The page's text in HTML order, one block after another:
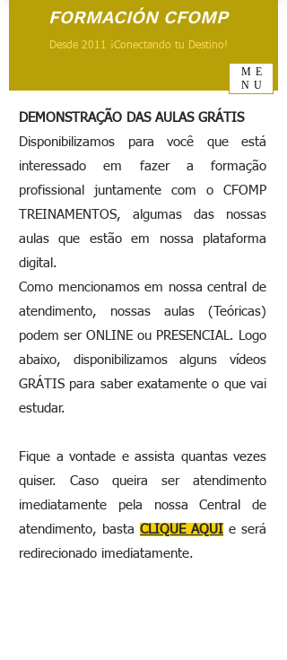
FORMACIÓN CFOMP
Desde 2011 ¡Conectando tu Destino!
ME
NU
DEMONSTRAÇÃO DAS AULAS GRÁTIS
Disponibilizamos para você que está
interessado em fazer a formação
profissional juntamente com o CFOMP
TREINAMENTOS, algumas das nossas
aulas que estão em nossa plataforma
digital.
Como mencionamos em nossa central de
atendimento, nossas aulas (Teóricas)
podem ser ONLINE ou PRESENCIAL. Logo
abaixo, disponibilizamos alguns vídeos
GRÁTIS para saber exatamente o que vai
estudar.
Fique a vontade e assista quantas vezes
quiser. Caso queira ser atendimento
imediatamente pela nossa Central de
atendimento, basta CLIQUE AQUI e será
redirecionado imediatamente.